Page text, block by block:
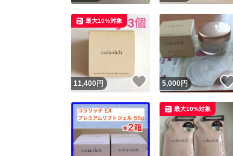
11,400 円 いいね！
最大10%対象
5,000円
最大10%対象